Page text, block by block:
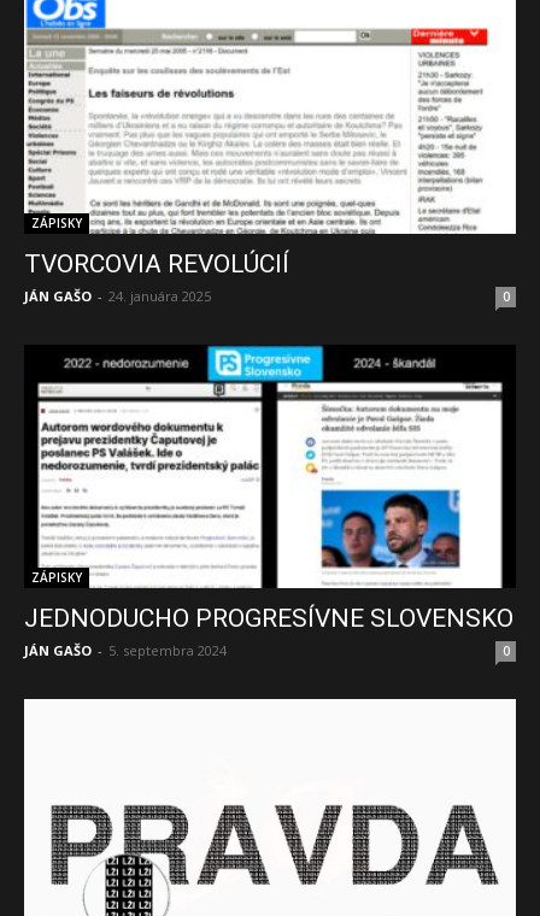
ZÁPISKY
TVORCOVIA REVOLÚCIÍ
JÁN GAŠO - 24. januára 2025 0
ZÁPISKY
JEDNODUCHO PROGRESÍVNE SLOVENSKO
JÁN GAŠO - 5. septembra 2024 0